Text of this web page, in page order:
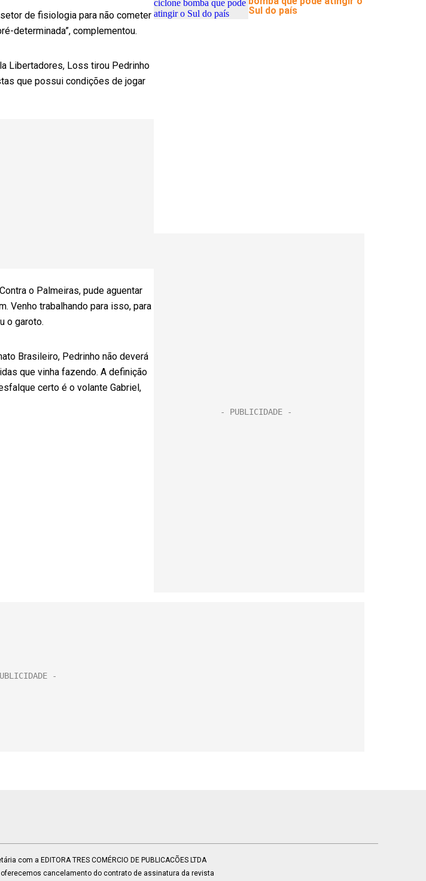
de fisiologia para não cometer
determinada”, complementou.
Libertadores, Loss tirou Pedrinho
que possui condições de jogar
o Palmeiras, pude aguentar
Venho trabalhando para isso, para
o garoto.
Brasileiro, Pedrinho não deverá
que vinha fazendo. A definição
certo é o volante Gabriel,
com a EDITORA TRES COMÉRCIO DE PUBLICACÕES LTDA
cancelamento do contrato de assinatura da revista